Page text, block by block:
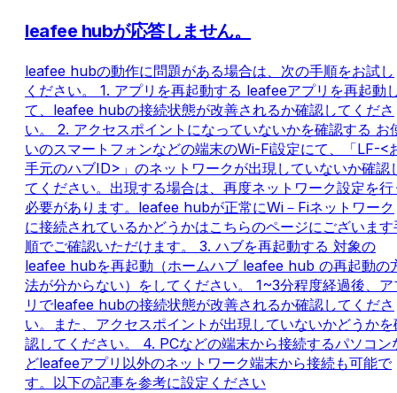
leafee hubが応答しません。
leafee hubの動作に問題がある場合は、次の手順をお試し
ください。 1. アプリを再起動する leafeeアプリを再起動
て、leafee hubの接続状態が改善されるか確認してくださ
い。 2. アクセスポイントになっていないかを確認する お
いのスマートフォンなどの端末のWi-Fi設定にて、「LF-<
手元のハブID>」のネットワークが出現していないか確認
てください。出現する場合は、再度ネットワーク設定を行
必要があります。leafee hubが正常にWi－Fiネットワーク
に接続されているかどうかはこちらのページにございます
順でご確認いただけます。 3. ハブを再起動する 対象の
leafee hubを再起動（ホームハブ leafee hub の再起動の
法が分からない）をしてください。 1~3分程度経過後、ア
リでleafee hubの接続状態が改善されるか確認してくださ
い。また、アクセスポイントが出現していないかどうかを
認してください。 4. PCなどの端末から接続するパソコン
どleafeeアプリ以外のネットワーク端末から接続も可能で
す。以下の記事を参考に設定ください